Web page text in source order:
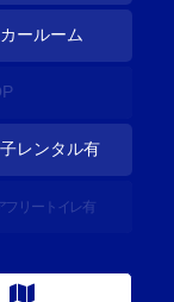
ールーム
レンタル有
フリートイレ有